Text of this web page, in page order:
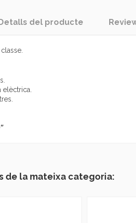
del producte
de la mateixa categoria: